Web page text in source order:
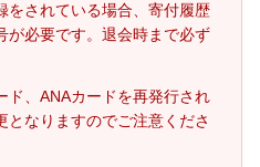
をされている場合、寄付履歴
が必要です。退会時まで必ず
ド、ANAカードを再発行され
となりますのでご注意くださ